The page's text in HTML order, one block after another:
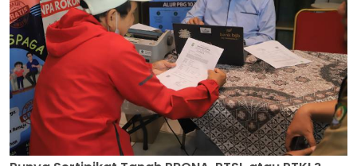
Punya Sertipikat Tanah PRONA, PTSL atau PTKL?
Ada Diskon BPHTB 45 Persen di Kota Tangerang